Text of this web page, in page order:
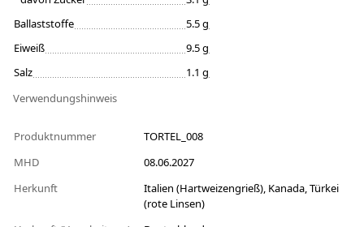
Ballaststoffe
5.5 g
Eiweiß
9.5 g
Salz
1.1 g
Verwendungshinweis
Produktnummer
TORTEL_008
MHD
08.06.2027
Herkunft
Italien (Hartweizengrieß), Kanada, Türkei
(rote Linsen)